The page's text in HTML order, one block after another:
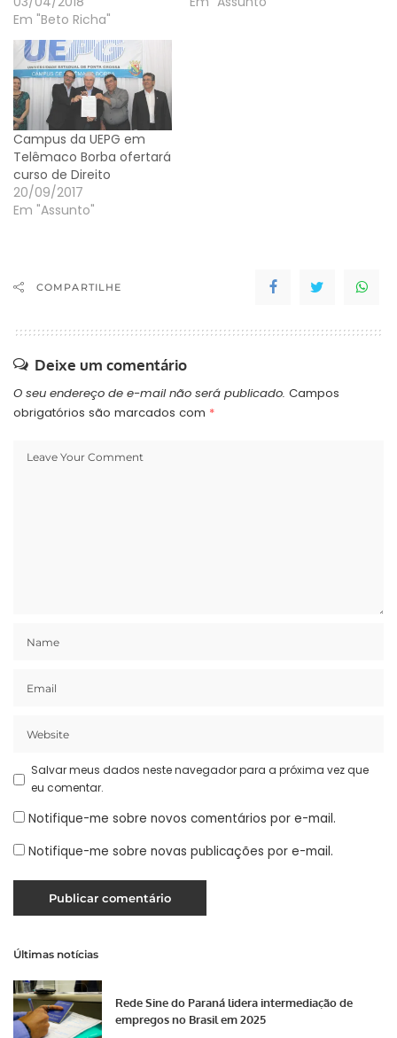
Em "Beto Richa"
Campus da UEPG em
Telêmaco Borba ofertará
curso de Direito
20/09/2017
Em "Assunto"
COMPARTILHE
Deixe um comentário
O seu endereço de e-mail não será publicado. Campos
obrigatórios são marcados com *
Salvar meus dados neste navegador para a próxima vez que
eu comentar.
Notifique-me sobre novos comentários por e-mail.
Notifique-me sobre novas publicações por e-mail.
Últimas notícias
Rede Sine do Paraná lidera intermediação de
empregos no Brasil em 2025